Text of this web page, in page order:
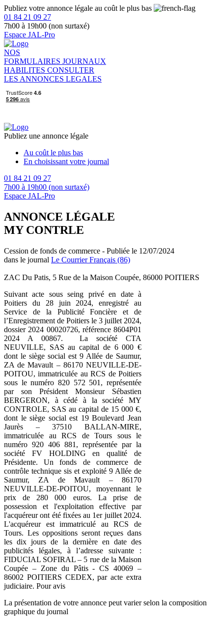
Publiez votre annonce légale au coût le plus bas
01 84 21 09 27
7h00 à 19h00 (non surtaxé)
Espace JAL-Pro
NOS
FORMULAIRES JOURNAUX
HABILITES CONSULTER
LES ANNONCES LEGALES
Publiez une annonce légale
Au coût le plus bas
En choisissant votre journal
01 84 21 09 27
7h00 à 19h00 (non surtaxé)
Espace JAL-Pro
ANNONCE LÉGALE
MY CONTRLE
Cession de fonds de commerce - Publiée le 12/07/2024
dans le journal Le Courrier Français (86)
ZAC Du Patis, 5 Rue de la Maison Coupée, 86000 POITIERS
Suivant acte sous seing privé en date à
Poitiers du 28 juin 2024, enregistré au
Service de la Publicité Foncière et de
l’Enregistrement de Poitiers le 3 juillet 2024,
dossier 2024 00020726, référence 8604P01
2024 A 00867. La société CTA
NEUVILLE, SAS au capital de 6 000 €
dont le siège social est 9 Allée de Saumur,
ZA de Mavault – 86170 NEUVILLE-DE-
POITOU, immatriculée au RCS de Poitiers
sous le numéro 820 572 501, représentée
par son Président Monsieur Sébastien
BERGERON, à cédé à la société MY
CONTROLE, SAS au capital de 15 000 €,
dont le siège social est 19 Boulevard Jean
Jaurès – 37510 BALLAN-MIRE,
immatriculée au RCS de Tours sous le
numéro 920 406 881, représentée par la
société FV HOLDING en qualité de
Présidente. Un fonds de commerce de
contrôle technique sis et exploité 9 Allée de
Saumur, ZA de Mavault – 86170
NEUVILLE-DE-POITOU, moyennant le
prix de 280 000 euros. La prise de
possession et l'exploitation effective par
l'acquéreur ont été fixées au 1er juillet 2024.
L'acquéreur est immatriculé au RCS de
Tours. Les oppositions seront reçues dans
les dix jours de la dernière en date des
publicités légales, à l’adresse suivante :
FIDUCIAL SOFIRAL – 5 rue de la Maison
Coupée – Zone du Pâtis - CS 40069 –
86002 POITIERS CEDEX, par acte extra
judiciaire. Pour avis
La présentation de votre annonce peut varier selon la composition
graphique du journal